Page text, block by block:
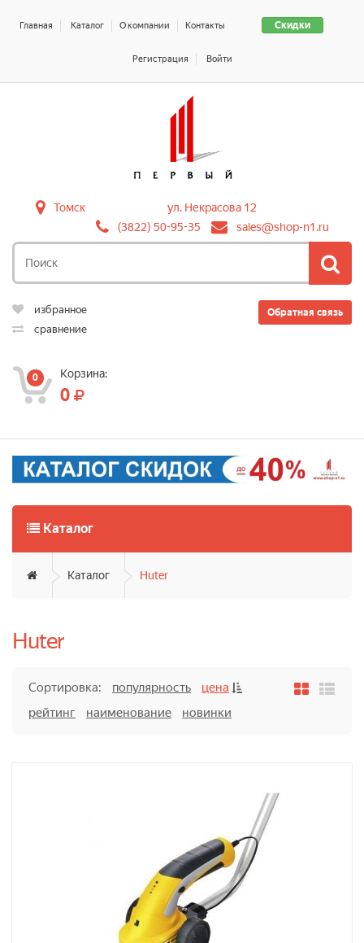
Скидки
Главная Каталог О компании Контакты
Регистрация Войти
Томск
ул. Некрасова 12
(3822) 50-95-35
sales@shop-n1.ru
Обратная связь
избранное
сравнение
0 Корзина:
0
Каталог
Каталог Huter
Huter
Сортировка: популярность
цена
рейтинг
наименование новинки